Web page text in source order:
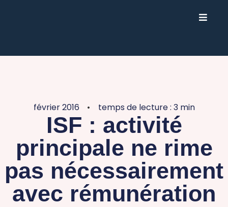
février 2016 temps de lecture : 3 min
ISF : activité
principale ne rime
pas nécessairement
avec rémunération